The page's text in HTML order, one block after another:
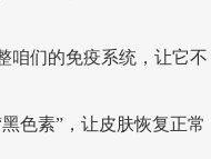
咱们的免疫系统，让它不
色素”，让皮肤恢复正常